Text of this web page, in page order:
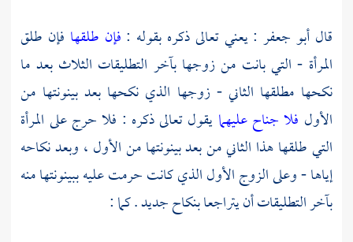
قالأبو جعفر : يعني تعالى ذكره بقوله : فإن طلقها فإن طلق
المرأة - التي بانت من زوجها بآخر التطليقات الثلاث بعد ما
نكحها مطلقها الثاني - زوجها الذي نكحها بعد بينونتها من
الأول فلا جناح عليهما يقول تعالى ذكره : فلا حرج على المرأة
التي طلقها هذا الثاني من بعد بينونتها من الأول ، وبعد نكاحه
إياها - وعلى الزوج الأول الذي كانت حرمت عليه ببينونتها منه
بآخر التطليقات أن يتراجعا بنكاح جديد . كما :